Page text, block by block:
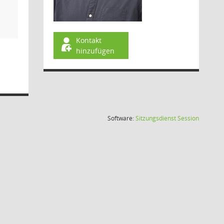
Kontakt
hinzufügen
Software:SitzungsdienstSession(Wird in